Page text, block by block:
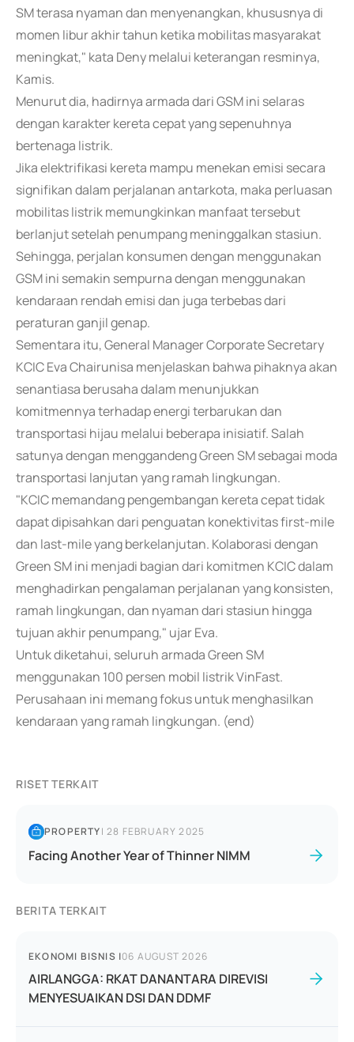
SM terasa nyaman dan menyenangkan, khususnya di
momen libur akhir tahun ketika mobilitas masyarakat
meningkat," kata Deny melalui keterangan resminya,
Kamis.
Menurut dia, hadirnya armada dari GSM ini selaras
dengan karakter kereta cepat yang sepenuhnya
bertenaga listrik.
Jika elektrifikasi kereta mampu menekan emisi secara
signifikan dalam perjalanan antarkota, maka perluasan
mobilitas listrik memungkinkan manfaat tersebut
berlanjut setelah penumpang meninggalkan stasiun.
Sehingga, perjalan konsumen dengan menggunakan
GSM ini semakin sempurna dengan menggunakan
kendaraan rendah emisi dan juga terbebas dari
peraturan ganjil genap.
Sementara itu, General Manager Corporate Secretary
KCIC Eva Chairunisa menjelaskan bahwa pihaknya akan
senantiasa berusaha dalam menunjukkan
komitmennya terhadap energi terbarukan dan
transportasi hijau melalui beberapa inisiatif. Salah
satunya dengan menggandeng Green SM sebagai moda
transportasi lanjutan yang ramah lingkungan.
"KCIC memandang pengembangan kereta cepat tidak
dapat dipisahkan dari penguatan konektivitas first-mile
dan last-mile yang berkelanjutan. Kolaborasi dengan
Green SM ini menjadi bagian dari komitmen KCIC dalam
menghadirkan pengalaman perjalanan yang konsisten,
ramah lingkungan, dan nyaman dari stasiun hingga
tujuan akhir penumpang," ujar Eva.
Untuk diketahui, seluruh armada Green SM
menggunakan 100 persen mobil listrik VinFast.
Perusahaan ini memang fokus untuk menghasilkan
kendaraan yang ramah lingkungan. (end)
RISET TERKAIT
PROPERTY|28 FEBRUARY 2025
Facing Another Year of Thinner NIMM
BERITA TERKAIT
EKONOMI BISNIS |06 AUGUST 2026
AIRLANGGA: RKAT DANANTARA DIREVISI
MENYESUAIKAN DSI DAN DDMF